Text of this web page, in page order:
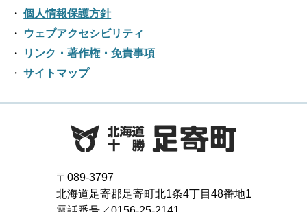
個人情報保護方針
ウェブアクセシビリティ
リンク・著作権・免責事項
サイトマップ
〒089-3797
北海道足寄郡足寄町北1条4丁目48番地1